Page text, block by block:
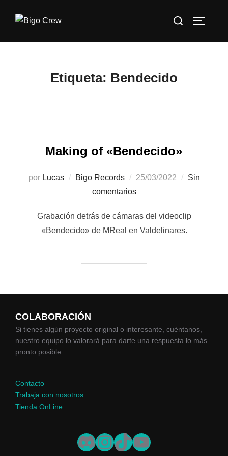
Buscar:
Etiqueta: Bendecido
Making of «Bendecido»
por Lucas Bigo Records
Publicado
el
25/03/2022
Sin
comentarios
Grabación detrás de cámaras del videoclip
«Bendecido» de MReal en Valdelinares.
COLABORACIÓN
Si tienes algún proyecto original o interesante, cuéntanos,
nuestro equipo lo valorará para darte una respuesta lo más
pronto posible.
Contacto
Trabaja con nosotros
Tienda OnLine
Discord
Instagram
TikTok
YouTube